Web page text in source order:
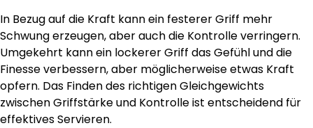
In Bezug auf die Kraft kann ein festerer Griff mehr
Schwung erzeugen, aber auch die Kontrolle verringern.
Umgekehrt kann ein lockerer Griff das Gefühl und die
Finesse verbessern, aber möglicherweise etwas Kraft
opfern. Das Finden des richtigen Gleichgewichts
zwischen Griffstärke und Kontrolle ist entscheidend für
effektives Servieren.